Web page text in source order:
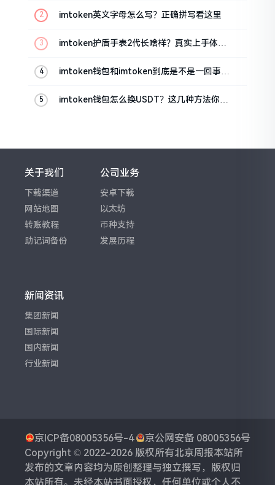
imtoken英文字母怎么写？正确拼写看这里
imtoken护盾手表2代长啥样？真实上手体验
imtoken钱包和imtoken到底是不是一回事？
imtoken钱包怎么换USDT？这几种方法你得
关于我们
下载渠道
网站地图
转账教程
助记词备份
公司业务
安卓下载
以太坊
币种支持
发展历程
新闻资讯
集团新闻
国际新闻
国内新闻
行业新闻
京ICP备08005356号-4
京公网安备 08005356号
Copyright © 2022-2026 版权所有北京周报本站所
发布的文章内容均为原创整理与独立撰写，版权归
本站所有。未经本站书面授权，任何单位或个人不